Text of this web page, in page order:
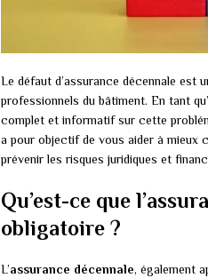
Le défaut d’assurance décennale est
professionnels du bâtiment. En tant
complet et informatif sur cette
a pour objectif de vous aider à mieux
prévenir les risques juridiques et
Qu’est-ce que
obligatoire ?
L’assurance décennale, également